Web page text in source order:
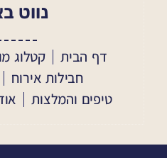
נווט
דף הבית
קטלוג
חבילות אירוח
טיפים והמלצות